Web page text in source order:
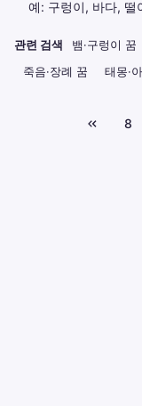
관련 검색 뱀·구렁이 꿈
죽음·장례 꿈
태몽·
8